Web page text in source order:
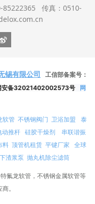
85222365 传真：0510-
锡有限公司
工信部备案号：
安备32021402002573号
网
软管 不锈钢阀门 卫浴加盟
泰
动推杆 硅胶干燥剂
串联谐振
料 顶管机租赁 平键厂家 全球
渣浆泵 抛丸机除尘滤筒
氟龙软管，不锈钢金属软管等
。